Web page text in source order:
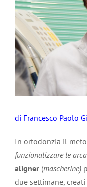
di Francesco Paolo
In ortodonzia il
funzionalizzare le
aligner (mascherine)
due settimane,